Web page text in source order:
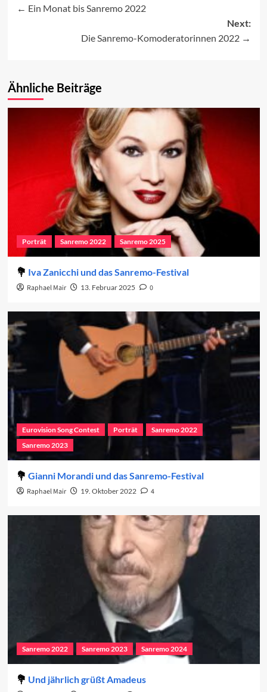
Post
navigation
Ein Monat bis Sanremo 2022
Next:
Die Sanremo-Komoderatorinnen 2022
Ähnliche Beiträge
Porträt Sanremo 2022 Sanremo 2025
Iva Zanicchi und das Sanremo-Festival
Raphael Mair 13. Februar 2025 0
Eurovision Song Contest Porträt
Sanremo 2022
Sanremo 2023
Gianni Morandi und das Sanremo-Festival
Raphael Mair 19. Oktober 2022 4
Sanremo 2022 Sanremo 2023 Sanremo 2024
Und jährlich grüßt Amadeus